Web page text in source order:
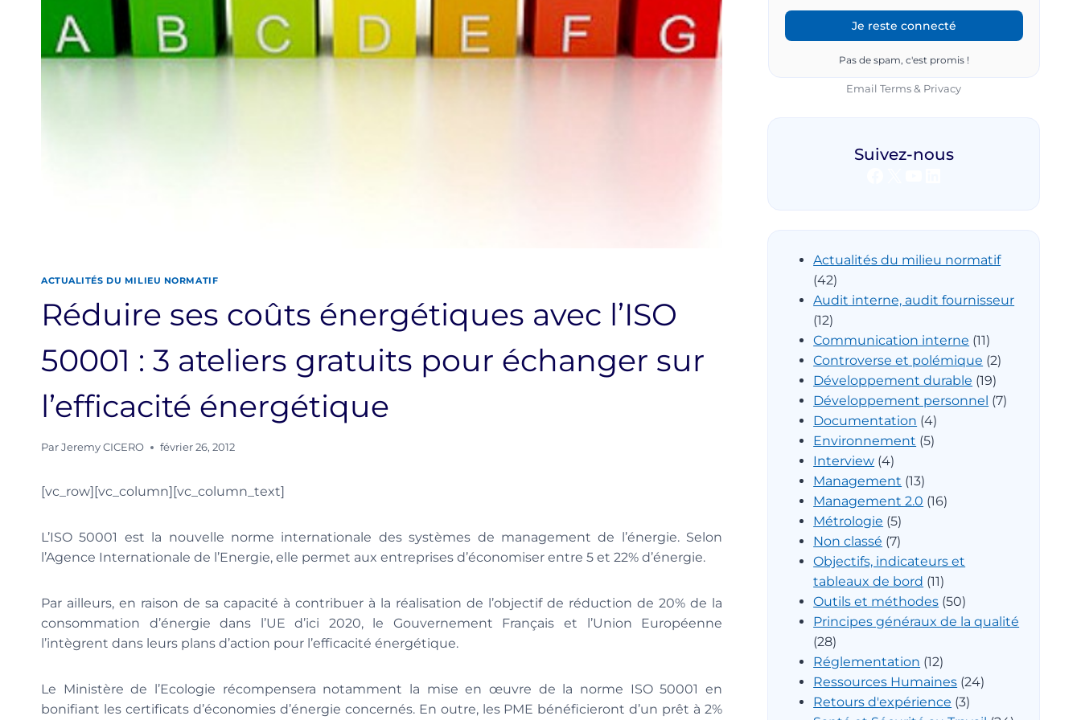
ACTUALITÉS DU MILIEU NORMATIF
Réduire ses coûts énergétiques avec l’ISO
50001 : 3 ateliers gratuits pour échanger sur
l’efficacité énergétique
Par Jeremy CICERO février 26, 2012
[vc_row][vc_column][vc_column_text]
L’ISO 50001 est la nouvelle norme internationale des systèmes de management de l’énergie. Selon
l’Agence Internationale de l’Energie, elle permet aux entreprises d’économiser entre 5 et 22% d’énergie.
Par ailleurs, en raison de sa capacité à contribuer à la réalisation de l’objectif de réduction de 20% de la
consommation d’énergie dans l’UE d’ici 2020, le Gouvernement Français et l’Union Européenne
l’intègrent dans leurs plans d’action pour l’efficacité énergétique.
Le Ministère de l’Ecologie récompensera notamment la mise en œuvre de la norme ISO 50001 en
bonifiant les certificats d’économies d’énergie concernés. En outre, les PME bénéficieront d’un prêt à 2%
Pas de spam, c'est promis !
EmailTerms & Privacy
Suivez-nous
Actualités du milieu normatif
(42)
Audit interne, audit fournisseur
(12)
Communication interne (11)
Controverse et polémique (2)
Développement durable (19)
Développement personnel (7)
Documentation (4)
Environnement (5)
Interview (4)
Management (13)
Management 2.0 (16)
Métrologie (5)
Non classé (7)
Objectifs, indicateurs et
tableaux de bord (11)
Outils et méthodes (50)
Principes généraux de la qualité
(28)
Réglementation (12)
Ressources Humaines (24)
Retours d'expérience (3)